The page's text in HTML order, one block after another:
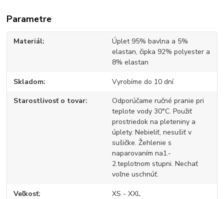
Parametre
Materiál
Úplet 95% bavlna a 5%
elastan, čipka 92% polyester a
8% elastan
Skladom Vyrobíme do 10 dní
Starostlivosť o tovar
Odporúčame ručné pranie pri
teplote vody 30°C. Použiť
prostriedok na pleteniny a
úplety. Nebieliť, nesušiť v
sušičke. Žehlenie s
naparovaním na1.-
2.teplotnom stupni. Nechať
voľne uschnúť.
Veľkosť XS - XXL